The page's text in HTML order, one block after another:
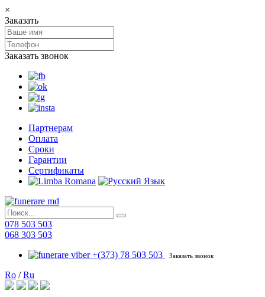
×
Заказать
Заказать звонок
Партнерам
Оплата
Сроки
Гарантии
Сертификаты
078 503 503
068 303 503
+(373) 78 503 503
Заказать звонок
Ro /Ru